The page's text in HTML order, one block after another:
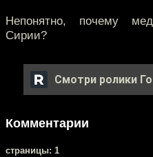
Непонятно, почему
Сирии?
Смотри ролики
Комментарии
cтраницы: 1